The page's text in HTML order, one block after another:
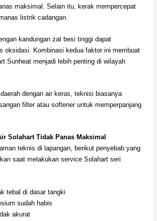
maksimal. Selain itu, kerak mempercepat
listrik cadangan.
kandungan zat besi tinggi dapat
oksidasi. Kombinasi kedua faktor ini membuat
Sunheat menjadi lebih penting di wilayah
dengan air keras, teknisi biasanya
filter atau softener untuk memperpanjang
Solahart Tidak Panas Maksimal
teknis di lapangan, berikut penyebab yang
saat melakukan service Solahart seri
tebal di dasar tangki
sudah habis
akurat